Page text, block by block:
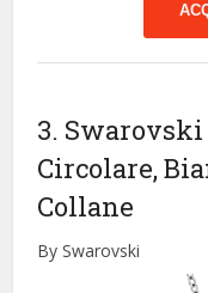
3.
Circolare,
Collane
By Swarovski